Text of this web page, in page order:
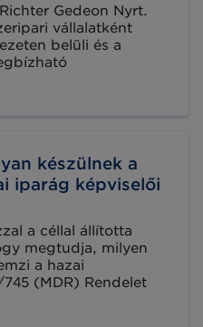
Gedeon Nyrt.
vállalatként
belüli és a
úgy, mint az
bevezetését.
készülnek a
iparág képviselői
a céllal állította
megtudja, milyen
a hazai
(MDR) Rendelet